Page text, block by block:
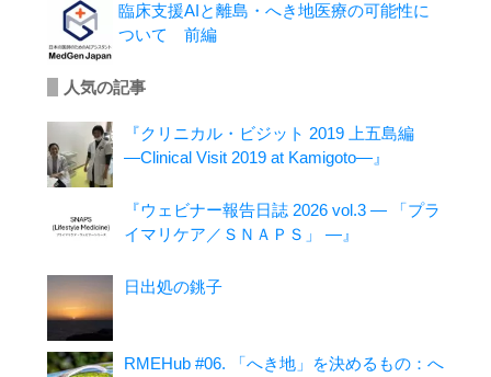
臨床支援AIと離島・へき地医療の可能性に
ついて 前編
人気の記事
『クリニカル・ビジット 2019 上五島編
―Clinical Visit 2019 at Kamigoto―』
『ウェビナー報告日誌 2026 vol.3 ― 「プラ
イマリケア／ＳＮＡＰＳ」 ―』
日出処の銚子
RMEHub #06. 「へき地」を決めるもの：へ